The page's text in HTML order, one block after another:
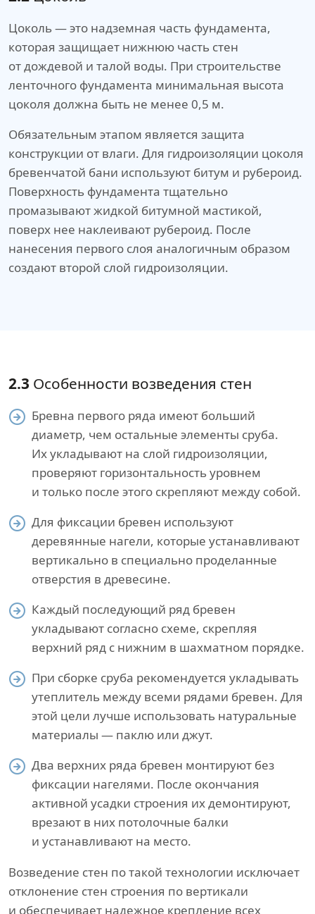
Цоколь — это надземная часть фундамента,
которая защищает нижнюю часть стен
от дождевой и талой воды. При строительстве
ленточного фундамента минимальная высота
цоколя должна быть не менее 0,5 м.
Обязательным этапом является защита
конструкции от влаги. Для гидроизоляции цоколя
бревенчатой бани используют битум и рубероид.
Поверхность фундамента тщательно
промазывают жидкой битумной мастикой,
поверх нее наклеивают рубероид. После
нанесения первого слоя аналогичным образом
создают второй слой гидроизоляции.
2.3 Особенности возведения стен
Бревна первого ряда имеют больший
диаметр, чем остальные элементы сруба.
Их укладывают на слой гидроизоляции,
проверяют горизонтальность уровнем
и только после этого скрепляют между собой.
Для фиксации бревен используют
деревянные нагели, которые устанавливают
вертикально в специально проделанные
отверстия в древесине.
Каждый последующий ряд бревен
укладывают согласно схеме, скрепляя
верхний ряд с нижним в шахматном порядке.
При сборке сруба рекомендуется укладывать
утеплитель между всеми рядами бревен. Для
этой цели лучше использовать натуральные
материалы — паклю или джут.
Два верхних ряда бревен монтируют без
фиксации нагелями. После окончания
активной усадки строения их демонтируют,
врезают в них потолочные балки
и устанавливают на место.
Возведение стен по такой технологии исключает
отклонение стен строения по вертикали
и обеспечивает надежное крепление всех